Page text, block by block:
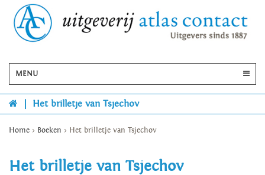
MENU
Het brilletje van Tsjechov
Home > Boeken > Het brilletje van Tsjechov
Het brilletje van Tsjechov